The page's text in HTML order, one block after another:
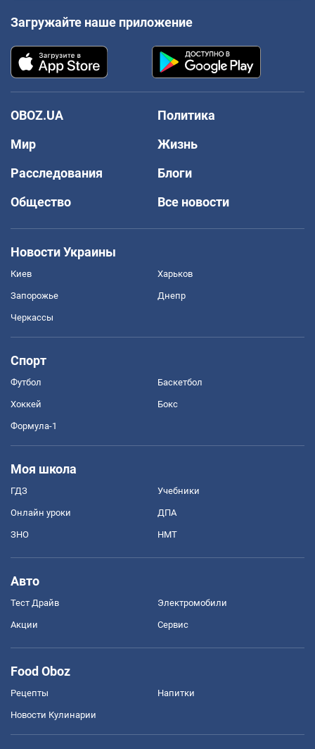
Загружайте наше приложение
OBOZ.UA
Политика
Мир
Жизнь
Расследования
Блоги
Общество
Все новости
Новости Украины
Киев Харьков
Запорожье Днепр
Черкассы
Спорт
Футбол Баскетбол
Хоккей Бокс
Формула-1
Моя школа
ГДЗ Учебники
Онлайн уроки ДПА
ЗНО НМТ
Авто
Тест Драйв Электромобили
Акции Сервис
Food Oboz
Рецепты Напитки
Новости Кулинарии